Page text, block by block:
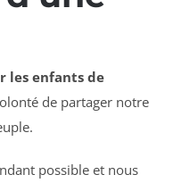
les enfants de
de partager notre
possible et nous